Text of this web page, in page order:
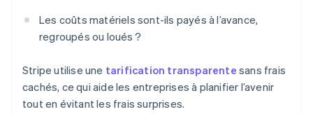
Les coûts matériels sont-ils payés à l’avance,
regroupés ou loués ?
Stripe utilise une tarification transparente sans frais
cachés, ce qui aide les entreprises à planifier l’avenir
tout en évitant les frais surprises.